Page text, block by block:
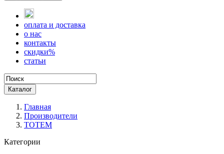
оплата и доставка
о нас
контакты
скидки%
статьи
Каталог
Главная
Производители
TOTEM
Категории